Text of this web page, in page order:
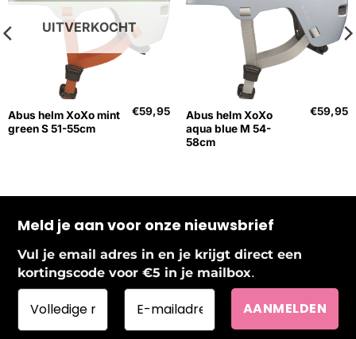
UITVERKOCHT
Abus helm XoXo mint
green S 51-55cm
€59,95
Abus helm XoXo
aqua blue M 54-
58cm
€59,95
Meld je aan voor onze nieuwsbrief
Vul je email adres in en je krijgt direct een
kortingscode voor €5 in je mailbox.